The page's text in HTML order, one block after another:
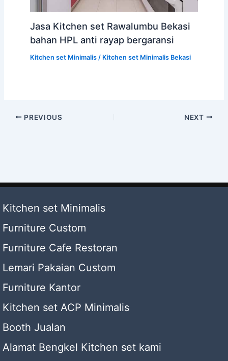
Jasa Kitchen set Rawalumbu Bekasi
bahan HPL anti rayap bergaransi
Kitchen set Minimalis/ Kitchen set Minimalis Bekasi
PREVIOUS NEXT
Kitchen set Minimalis
Furniture Custom
Furniture Cafe Restoran
Lemari Pakaian Custom
Furniture Kantor
Kitchen set ACP Minimalis
Booth Jualan
Alamat Bengkel Kitchen set kami